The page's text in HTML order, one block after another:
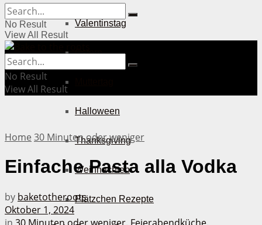
Valentinstag
Ostern
Halloween
Thanksgiving
Weihnachten
Plätzchen Rezepte
No Result
View All Result
No Result
View All Result
Home 30 Minuten oder weniger
Einfache Pasta alla Vodka
by baketotheroots
Oktober 1, 2024